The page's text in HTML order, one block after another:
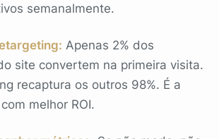
semanalmente.
Apenas 2% dos
site convertem na primeira visita.
recaptura os outros 98%. É a
melhor ROI.